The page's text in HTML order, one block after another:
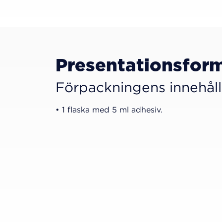
Förpackningens innehåll
• 1 flaska med 5 ml adhesiv.